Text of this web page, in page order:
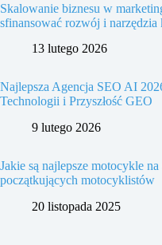
Skalowanie biznesu w
sfinansować rozwój i
13 lutego 2026
Najlepsza Agencja SEO AI
Technologii i Przyszłość GEO
9 lutego 2026
Jakie są najlepsze motocykle
początkujących motocyklistów
20 listopada 2025